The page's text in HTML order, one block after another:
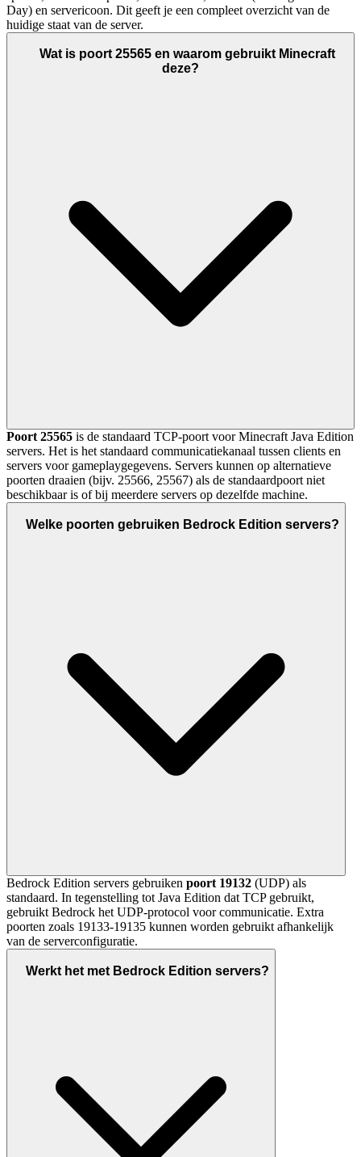
Day) en servericoon. Dit geeft je een compleet overzicht van de
huidige staat van de server.
Wat is poort 25565 en waarom gebruikt Minecraft
deze?
Poort 25565 is de standaard TCP-poort voor Minecraft Java Edition
servers. Het is het standaard communicatiekanaal tussen clients en
servers voor gameplaygegevens. Servers kunnen op alternatieve
poorten draaien (bijv. 25566, 25567) als de standaardpoort niet
beschikbaar is of bij meerdere servers op dezelfde machine.
Welke poorten gebruiken Bedrock Edition servers?
Bedrock Edition servers gebruiken poort 19132 (UDP) als
standaard. In tegenstelling tot Java Edition dat TCP gebruikt,
gebruikt Bedrock het UDP-protocol voor communicatie. Extra
poorten zoals 19133-19135 kunnen worden gebruikt afhankelijk
van de serverconfiguratie.
Werkt het met Bedrock Edition servers?